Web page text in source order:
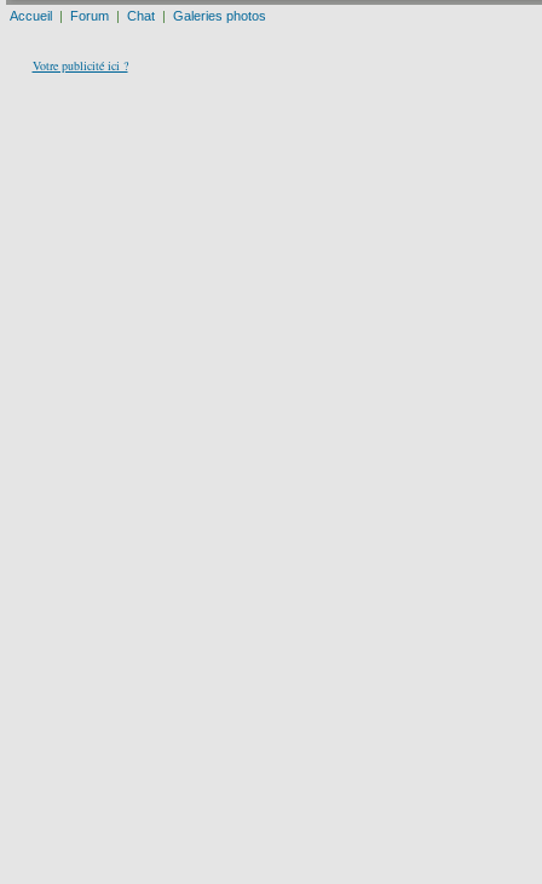
Accueil | Forum | Chat | Galeries photos
Votre publicité ici ?